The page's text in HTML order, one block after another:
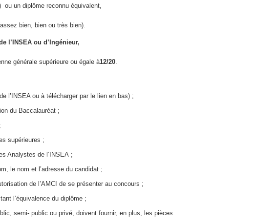
ou un diplôme reconnu équivalent,
bien, bien ou très bien).
l’INSEA ou d’Ingénieur,
générale supérieure ou égale à12/20.
l’INSEA ou à télécharger par le lien en bas) ;
du Baccalauréat ;
supérieures ;
Analystes de l’INSEA ;
le nom et l’adresse du candidat ;
de l’AMCI de se présenter au concours ;
l’équivalence du diplôme ;
semi- public ou privé, doivent fournir, en plus, les pièces